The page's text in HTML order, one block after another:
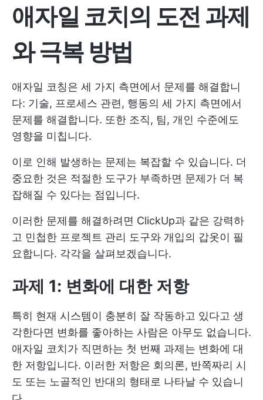
애자일 코치의 도전 과제
와 극복 방법
애자일 코칭은 세 가지 측면에서 문제를 해결합니
다: 기술, 프로세스 관련, 행동의 세 가지 측면에서
문제를 해결합니다. 또한 조직, 팀, 개인 수준에도
영향을 미칩니다.
이로 인해 발생하는 문제는 복잡할 수 있습니다. 더
중요한 것은 적절한 도구가 부족하면 문제가 더 복
잡해질 수 있다는 점입니다.
이러한 문제를 해결하려면 ClickUp과 같은 강력하
고 민첩한 프로젝트 관리 도구와 개입의 갑옷이 필
요합니다. 각각을 살펴보겠습니다.
과제 1: 변화에 대한 저항
특히 현재 시스템이 충분히 잘 작동하고 있다고 생
각한다면 변화를 좋아하는 사람은 아무도 없습니다.
애자일 코치가 직면하는 첫 번째 과제는 변화에 대
한 저항입니다. 이러한 저항은 회의론, 반쪽짜리 시
도 또는 노골적인 반대의 형태로 나타날 수 있습니